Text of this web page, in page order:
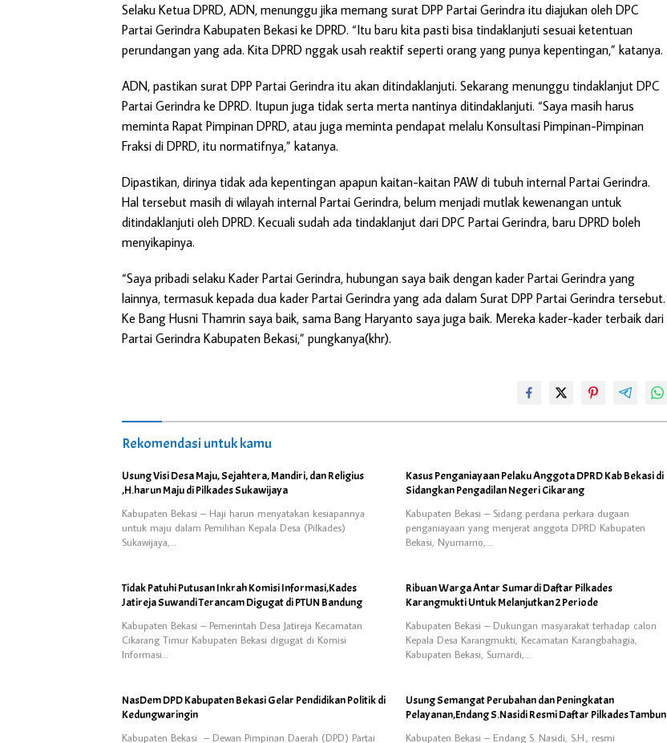
Selaku Ketua DPRD, ADN, menunggu jika memang surat DPP Partai Gerindra itu diajukan oleh DPC
Partai Gerindra Kabupaten Bekasi ke DPRD. “Itu baru kita pasti bisa tindaklanjuti sesuai ketentuan
perundangan yang ada. Kita DPRD nggak usah reaktif seperti orang yang punya kepentingan,” katanya.
ADN, pastikan surat DPP Partai Gerindra itu akan ditindaklanjuti. Sekarang menunggu tindaklanjut DPC
Partai Gerindra ke DPRD. Itupun juga tidak serta merta nantinya ditindaklanjuti. “Saya masih harus
meminta Rapat Pimpinan DPRD, atau juga meminta pendapat melalu Konsultasi Pimpinan-Pimpinan
Fraksi di DPRD, itu normatifnya,” katanya.
Dipastikan, dirinya tidak ada kepentingan apapun kaitan-kaitan PAW di tubuh internal Partai Gerindra.
Hal tersebut masih di wilayah internal Partai Gerindra, belum menjadi mutlak kewenangan untuk
ditindaklanjuti oleh DPRD. Kecuali sudah ada tindaklanjut dari DPC Partai Gerindra, baru DPRD boleh
menyikapinya.
“Saya pribadi selaku Kader Partai Gerindra, hubungan saya baik dengan kader Partai Gerindra yang
lainnya, termasuk kepada dua kader Partai Gerindra yang ada dalam Surat DPP Partai Gerindra tersebut.
Ke Bang Husni Thamrin saya baik, sama Bang Haryanto saya juga baik. Mereka kader-kader terbaik dari
Partai Gerindra Kabupaten Bekasi,” pungkanya(khr).
Rekomendasi untuk kamu
Usung Visi Desa Maju, Sejahtera, Mandiri, dan Religius
,H.harun Maju di Pilkades Sukawijaya
Kabupaten Bekasi – Haji harun menyatakan kesiapannya
untuk maju dalam Pemilihan Kepala Desa (Pilkades)
Sukawijaya,…
Kasus Penganiayaan Pelaku Anggota DPRD Kab Bekasi di
Sidangkan Pengadilan Negeri Cikarang
Kabupaten Bekasi – Sidang perdana perkara dugaan
penganiayaan yang menjerat anggota DPRD Kabupaten
Bekasi, Nyumarno,…
Tidak Patuhi Putusan Inkrah Komisi Informasi,Kades
Jatireja Suwandi Terancam Digugat di PTUN Bandung
Kabupaten Bekasi – Pemerintah Desa Jatireja Kecamatan
Cikarang Timur Kabupaten Bekasi digugat di Komisi
Informasi…
Ribuan Warga Antar Sumardi Daftar Pilkades
Karangmukti Untuk Melanjutkan 2 Periode
Kabupaten Bekasi – Dukungan masyarakat terhadap calon
Kepala Desa Karangmukti, Kecamatan Karangbahagia,
Kabupaten Bekasi, Sumardi,…
NasDem DPD Kabupaten Bekasi Gelar Pendidikan Politik di
Kedungwaringin
Kabupaten Bekasi – Dewan Pimpinan Daerah (DPD) Partai
Usung Semangat Perubahan dan Peningkatan
Pelayanan,Endang S.Nasidi Resmi Daftar Pilkades Tambun
Kabupaten Bekasi – Endang S. Nasidi, S.H., resmi